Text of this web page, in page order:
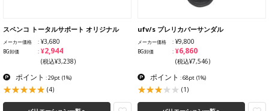
スペンコ トータルサポート オリジナル
メーカー価格 ¥3,680
BG卸価 ¥2,944
(税込¥3,238)
ポイント : 29pt (1%)
(4)
ufv/s プレリカバーサンダル
メーカー価格 ¥9,800
BG卸価 ¥6,860
(税込¥7,546)
ポイント : 68pt (1%)
(1)